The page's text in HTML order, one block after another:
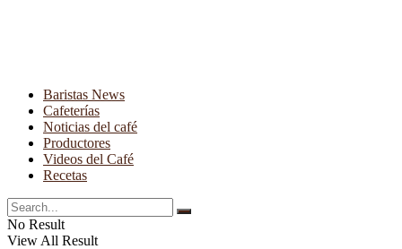
Baristas News
Cafeterías
Noticias del café
Productores
Videos del Café
Recetas
No Result
View All Result